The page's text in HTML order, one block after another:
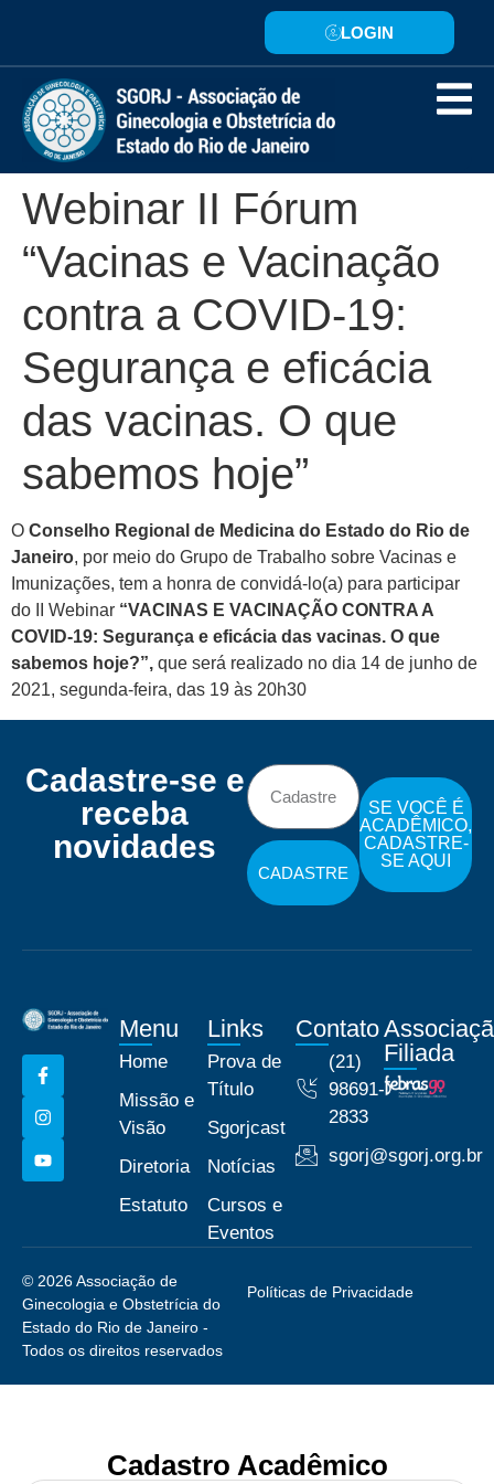
LOGIN
Webinar II Fórum
“Vacinas e Vacinação
contra a COVID-19:
Segurança e eficácia
das vacinas. O que
sabemos hoje”
O Conselho Regional de Medicina do Estado do Rio de
Janeiro, por meio do Grupo de Trabalho sobre Vacinas e
Imunizações, tem a honra de convidá-lo(a) para participar
do II Webinar “VACINAS E VACINAÇÃO CONTRA A
COVID-19: Segurança e eficácia das vacinas. O que
sabemos hoje?”, que será realizado no dia 14 de junho de
2021, segunda-feira, das 19 às 20h30
Cadastre-se e
receba
novidades
CADASTRE
SE VOCÊ É
ACADÊMICO,
CADASTRE-
SE AQUI
Menu
Home
Missão e
Visão
Diretoria
Estatuto
Links
Prova de
Título
Sgorjcast
Notícias
Cursos e
Eventos
Contato
(21)
98691-
2833
sgorj@sgorj.org.br
Filiada
© 2026 Associação de
Ginecologia e Obstetrícia do
Estado do Rio de Janeiro -
Todos os direitos reservados
Políticas de Privacidade
Cadastro Acadêmico